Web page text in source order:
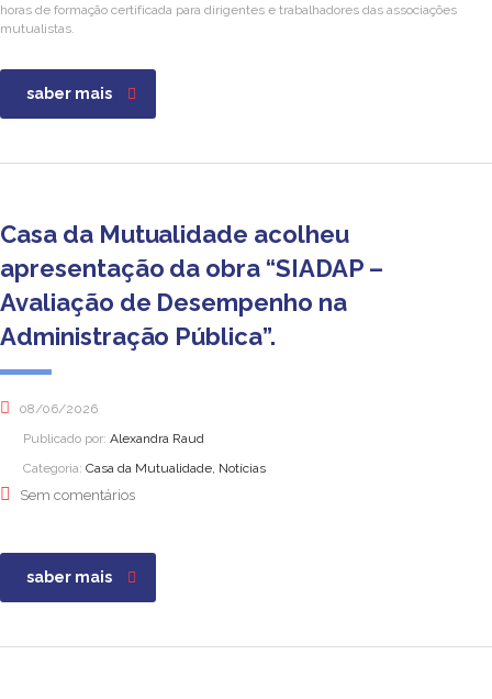
horas de formação certificada para dirigentes e trabalhadores das associações
mutualistas.
saber mais
Casa da Mutualidade acolheu
apresentação da obra “SIADAP –
Avaliação de Desempenho na
Administração Pública”.
08/06/2026
Publicado por: Alexandra Raud
Categoria: Casa da Mutualidade, Notícias
Sem comentários
saber mais